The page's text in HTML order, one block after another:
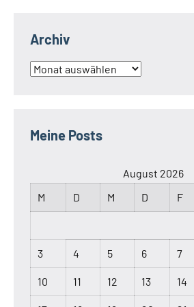
Archiv
Archiv
Meine Posts
August 2026
M
D M D F
3 4 5 6 7
10 11 12 13 14